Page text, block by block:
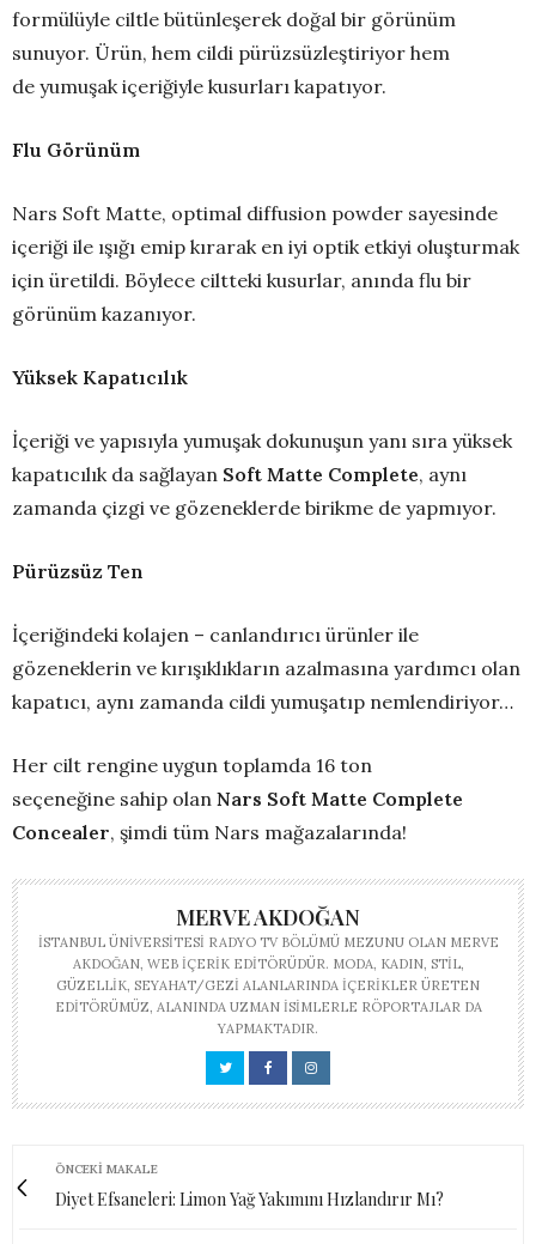
formülüyle ciltle bütünleşerek doğal bir görünüm
sunuyor. Ürün, hem cildi pürüzsüzleştiriyor hem
de yumuşak içeriğiyle kusurları kapatıyor.
Flu Görünüm
Nars Soft Matte, optimal diffusion powder sayesinde
içeriği ile ışığı emip kırarak en iyi optik etkiyi oluşturmak
için üretildi. Böylece ciltteki kusurlar, anında flu bir
görünüm kazanıyor.
Yüksek Kapatıcılık
İçeriği ve yapısıyla yumuşak dokunuşun yanı sıra yüksek
kapatıcılık da sağlayan Soft Matte Complete, aynı
zamanda çizgi ve gözeneklerde birikme de yapmıyor.
Pürüzsüz Ten
İçeriğindeki kolajen – canlandırıcı ürünler ile
gözeneklerin ve kırışıklıkların azalmasına yardımcı olan
kapatıcı, aynı zamanda cildi yumuşatıp nemlendiriyor…
Her cilt rengine uygun toplamda 16 ton
seçeneğine sahip olan Nars Soft Matte Complete
Concealer, şimdi tüm Nars mağazalarında!
MERVE AKDOĞAN
İSTANBUL ÜNIVERSITESI RADYO TV BÖLÜMÜ MEZUNU OLAN MERVE
AKDOĞAN, WEB IÇERIK EDITÖRÜDÜR. MODA, KADIN, STIL,
GÜZELLIK, SEYAHAT/GEZI ALANLARINDA IÇERIKLER ÜRETEN
EDITÖRÜMÜZ, ALANINDA UZMAN ISIMLERLE RÖPORTAJLAR DA
YAPMAKTADIR.
ÖNCEKI MAKALE
Diyet Efsaneleri: Limon Yağ Yakımını Hızlandırır Mı?